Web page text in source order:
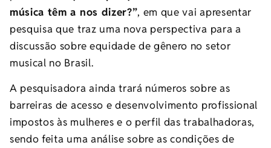
música têm a nos dizer?”, em que vai apresentar
pesquisa que traz uma nova perspectiva para a
discussão sobre equidade de gênero no setor
musical no Brasil.
A pesquisadora ainda trará números sobre as
barreiras de acesso e desenvolvimento profissional
impostos às mulheres e o perfil das trabalhadoras,
sendo feita uma análise sobre as condições de